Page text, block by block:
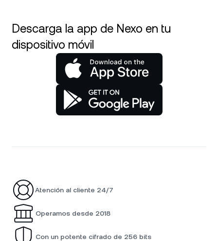
Descarga la app de Nexo en tu
dispositivo móvil
Atención al cliente 24/7
Operamos desde 2018
Con un potente cifrado de 256 bits